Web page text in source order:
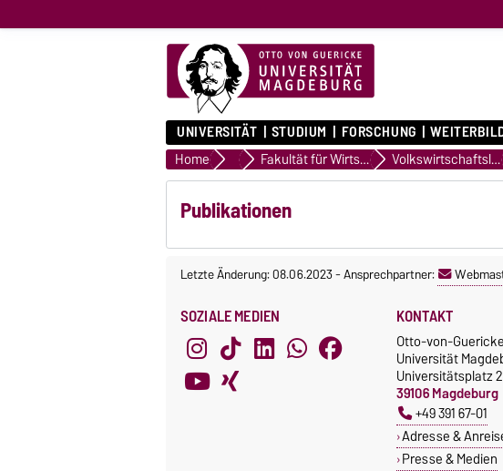
UNIVERSITÄT STUDIUM FORSCHUNG
Home Professoren und Professorinnen
Fakultät für Wirtschaftswissenschaft Volkswirtschaftslehre
Publikationen
Letzte Änderung: 08.06.2023-Ansprechpartner:
SOZIALE MEDIEN KONTAKT
Otto-von-
Universität
Universitätsplatz 2
39106 Magdeburg
+49 391 67-01
Adresse &
Presse & Medien